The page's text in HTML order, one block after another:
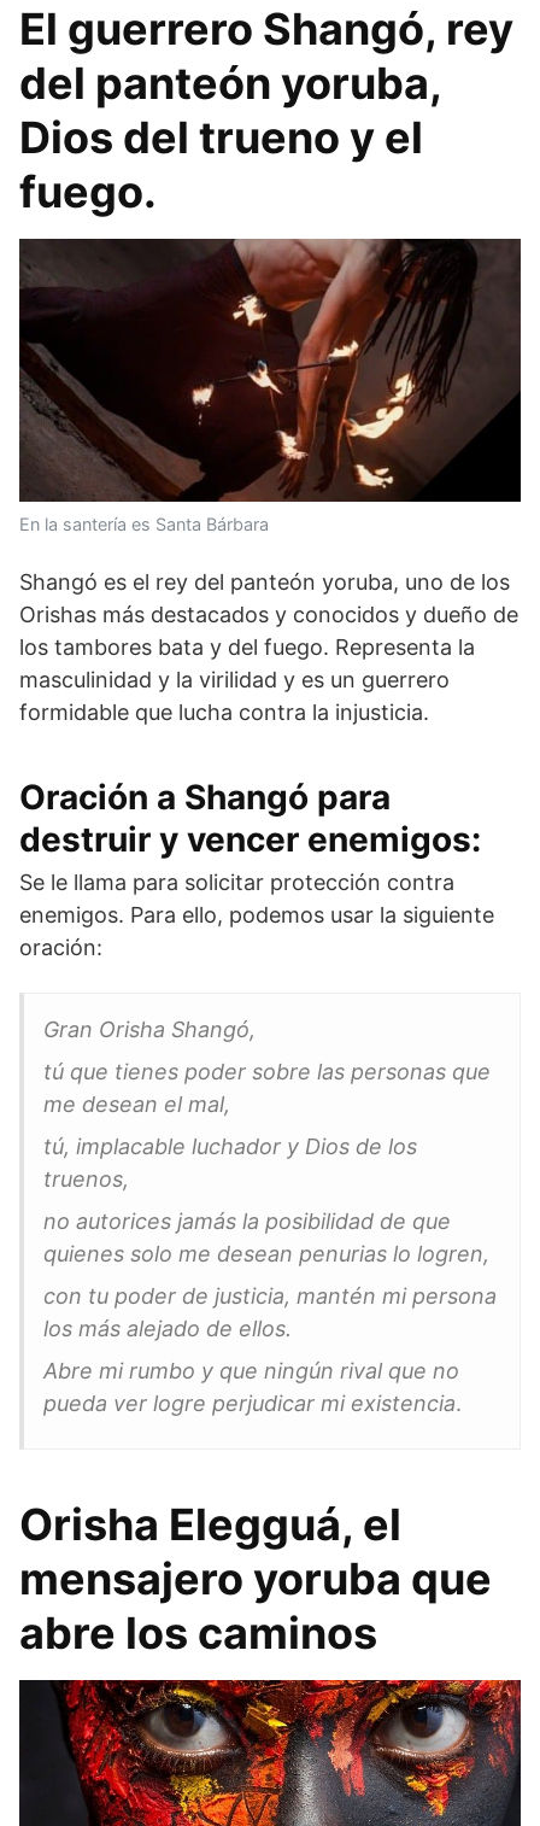
El guerrero Shangó, rey
del panteón yoruba,
Dios del trueno y el
fuego.
En la santería es Santa Bárbara
Shangó es el rey del panteón yoruba, uno de los
Orishas más destacados y conocidos y dueño de
los tambores bata y del fuego. Representa la
masculinidad y la virilidad y es un guerrero
formidable que lucha contra la injusticia.
Oración a Shangó para
destruir y vencer enemigos:
Se le llama para solicitar protección contra
enemigos. Para ello, podemos usar la siguiente
oración:
Gran Orisha Shangó,
tú que tienes poder sobre las personas que
me desean el mal,
tú, implacable luchador y Dios de los
truenos,
no autorices jamás la posibilidad de que
quienes solo me desean penurias lo logren,
con tu poder de justicia, mantén mi persona
los más alejado de ellos.
Abre mi rumbo y que ningún rival que no
pueda ver logre perjudicar mi existencia.
Orisha Elegguá, el
mensajero yoruba que
abre los caminos